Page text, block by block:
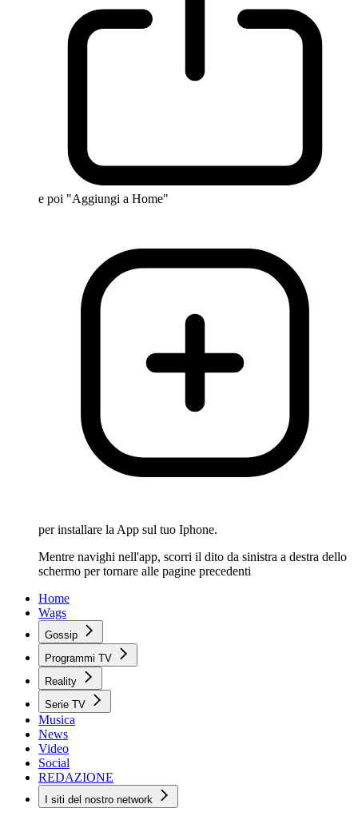
e poi "Aggiungi a Home"
per installare la App sul tuo Iphone.
Mentre navighi nell'app, scorri il dito da sinistra a destra dello
schermo per tornare alle pagine precedenti
Home
Wags
Gossip
Programmi TV
Reality
Serie TV
Musica
News
Video
Social
REDAZIONE
I siti del nostro network